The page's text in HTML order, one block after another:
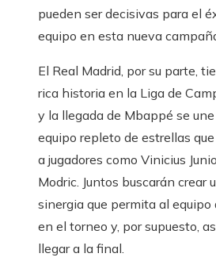
pueden ser decisivas para el
equipo en esta nueva
El Real Madrid, por su parte,
rica historia en la Liga de
y la llegada de Mbappé se une
equipo repleto de estrellas
a jugadores como Vinicius
Modric. Juntos buscarán crear
sinergia que permita al equipo
en el torneo y, por supuesto,
llegar a la final.